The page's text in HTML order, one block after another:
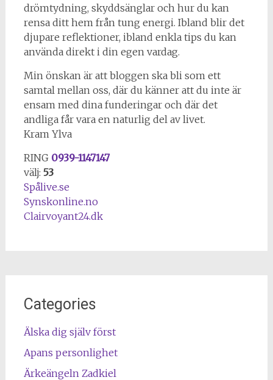
drömtydning, skyddsänglar och hur du kan
rensa ditt hem från tung energi. Ibland blir det
djupare reflektioner, ibland enkla tips du kan
använda direkt i din egen vardag.
Min önskan är att bloggen ska bli som ett
samtal mellan oss, där du känner att du inte är
ensam med dina funderingar och där det
andliga får vara en naturlig del av livet.
Kram Ylva
RING 0939-1147147
välj: 53
Spålive.se
Synskonline.no
Clairvoyant24.dk
Categories
Älska dig själv först
Apans personlighet
Ärkeängeln Zadkiel